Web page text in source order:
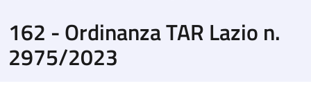
162 - Ordinanza TAR Lazio n.
2975/2023